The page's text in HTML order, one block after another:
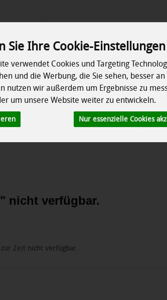
Sie Ihre Cookie-
verwendet Cookies und Targeting
und die Werbung, die Sie sehen, besser
nutzen wir außerdem um Ergebnisse zu
um unsere Website weiter zu entwickeln.
Nur essenzielle Cookies
Produkt
Kühlschrank Speisekammer
Erzeuger Rezepte So
nicht verfügbar.
Zeit nicht verfügbar.